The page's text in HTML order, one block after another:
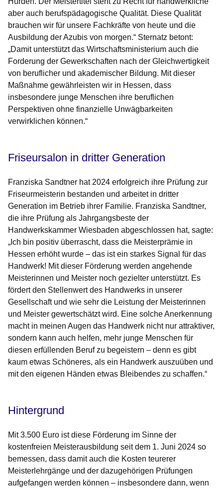
aber auch berufspädagogische Qualität. Diese Qualität
brauchen wir für unsere Fachkräfte von heute und die
Ausbildung der Azubis von morgen.“ Sternatz betont:
„Damit unterstützt das Wirtschaftsministerium auch die
Forderung der Gewerkschaften nach der Gleichwertigkeit
von beruflicher und akademischer Bildung. Mit dieser
Maßnahme gewährleisten wir in Hessen, dass
insbesondere junge Menschen ihre beruflichen
Perspektiven ohne finanzielle Unwägbarkeiten
verwirklichen können.“
Friseursalon in dritter Generation
Franziska Sandtner hat 2024 erfolgreich ihre Prüfung zur
Friseurmeisterin bestanden und arbeitet in dritter
Generation im Betrieb ihrer Familie. Franziska Sandtner,
die ihre Prüfung als Jahrgangsbeste der
Handwerkskammer Wiesbaden abgeschlossen hat, sagte:
„Ich bin positiv überrascht, dass die Meisterprämie in
Hessen erhöht wurde – das ist ein starkes Signal für das
Handwerk! Mit dieser Förderung werden angehende
Meisterinnen und Meister noch gezielter unterstützt. Es
fördert den Stellenwert des Handwerks in unserer
Gesellschaft und wie sehr die Leistung der Meisterinnen
und Meister gewertschätzt wird. Eine solche Anerkennung
macht in meinen Augen das Handwerk nicht nur attraktiver,
sondern kann auch helfen, mehr junge Menschen für
diesen erfüllenden Beruf zu begeistern – denn es gibt
kaum etwas Schöneres, als ein Handwerk auszuüben und
mit den eigenen Händen etwas Bleibendes zu schaffen.“
Hintergrund
Mit 3.500 Euro ist diese Förderung im Sinne der
kostenfreien Meisterausbildung seit dem 1. Juni 2024 so
bemessen, dass damit auch die Kosten teurerer
Meisterlehrgänge und der dazugehörigen Prüfungen
aufgefangen werden können – insbesondere dann, wenn